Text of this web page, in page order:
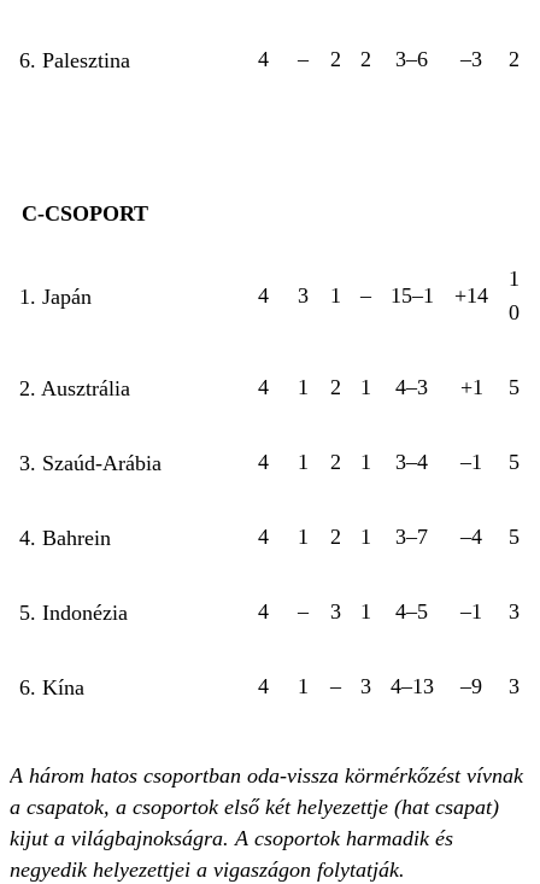
6. Palesztina 4 – 2 2 3–6 –3 2
1. Japán 4 3 1 – 15–1 +14
1
0
2. Ausztrália 4 1 2 1 4–3 +1 5
3. Szaúd-Arábia 4 1 2 1 3–4 –1 5
4. Bahrein 4 1 2 1 3–7 –4 5
5. Indonézia 4 – 3 1 4–5 –1 3
6. Kína 4 1 – 3 4–13 –9 3
C-CSOPORT
A három hatos csoportban oda-vissza körmérkőzést vívnak
a csapatok, a csoportok első két helyezettje (hat csapat)
kijut a világbajnokságra. A csoportok harmadik és
negyedik helyezettjei a vigaszágon folytatják.